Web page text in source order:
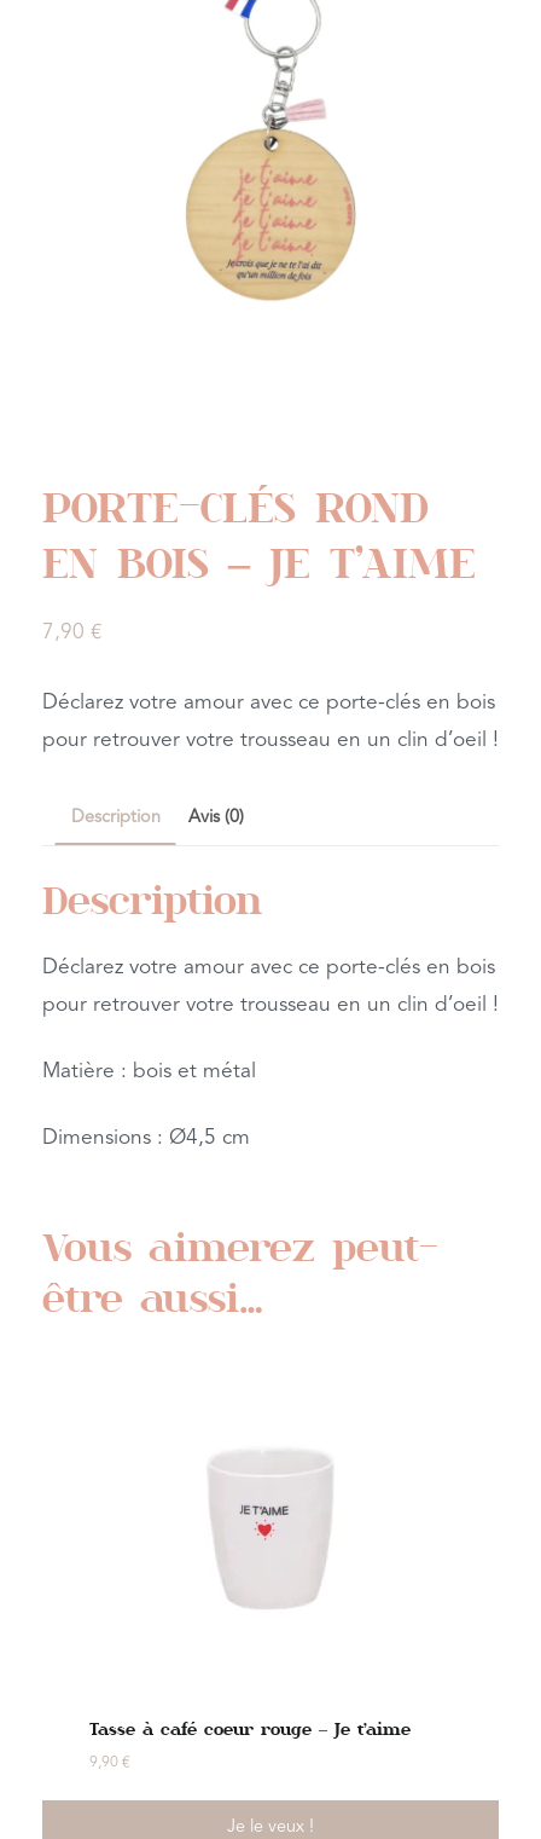
PORTE-CLÉS ROND
EN BOIS – JE T’AIME
7,90 €
Déclarez votre amour avec ce porte-clés en bois
pour retrouver votre trousseau en un clin d’oeil !
Description Avis (0)
Description
Déclarez votre amour avec ce porte-clés en bois
pour retrouver votre trousseau en un clin d’oeil !
Matière : bois et métal
Dimensions : Ø4,5 cm
Vous aimerez peut-
être aussi…
Tasse à café coeur rouge – Je t’aime
9,90 €
Je le veux !